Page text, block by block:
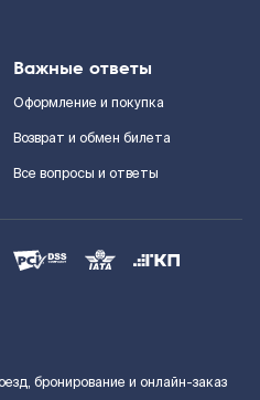
Важные ответы
Оформление и покупка
Возврат и обмен билета
Все вопросы и ответы
бронирование и онлайн-заказ